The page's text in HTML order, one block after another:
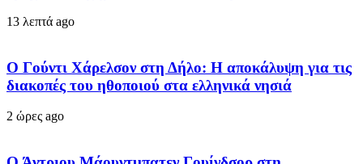
13 λεπτά ago
Ο Γούντι Χάρελσον στη Δήλο: Η αποκάλυψη για τις
διακοπές του ηθοποιού στα ελληνικά νησιά
2 ώρες ago